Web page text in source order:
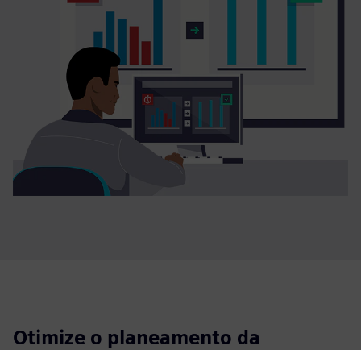
Otimize o planeamento da